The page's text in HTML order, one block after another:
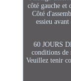
côté gauche
Côté
essieu
60 JOURS
conditions de
Veuillez tenir